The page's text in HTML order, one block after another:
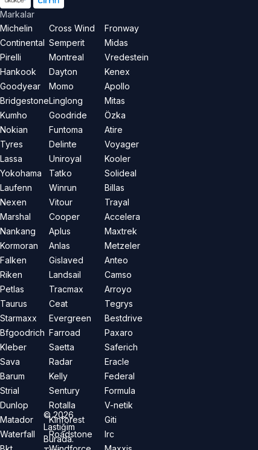
Markalar
Michelin
Continental
Pirelli
Hankook
Goodyear
Bridgestone
Kumho
Nokian
Tyres
Lassa
Yokohama
Laufenn
Nexen
Marshal
Nankang
Kormoran
Falken
Riken
Petlas
Taurus
Starmaxx
Bfgoodrich
Kleber
Sava
Barum
Strial
Dunlop
Matador
Waterfall
Cross Wind
Semperit
Montreal
Dayton
Momo
Linglong
Goodride
Funtoma
Delinte
Uniroyal
Tatko
Winrun
Vitour
Cooper
Aplus
Anlas
Gislaved
Landsail
Tracmax
Ceat
Evergreen
Farroad
Saetta
Radar
Kelly
Sentury
Rotalla
Kinforest
Roadstone
Fronway
Midas
Vredestein
Kenex
Apollo
Mitas
Özka
Atire
Voyager
Kooler
Solideal
Billas
Trayal
Accelera
Maxtrek
Metzeler
Anteo
Camso
Arroyo
Tegrys
Bestdrive
Paxaro
Saferich
Eracle
Federal
Formula
V-netik
Giti
Irc
©2026
Lastiğim
Burada.